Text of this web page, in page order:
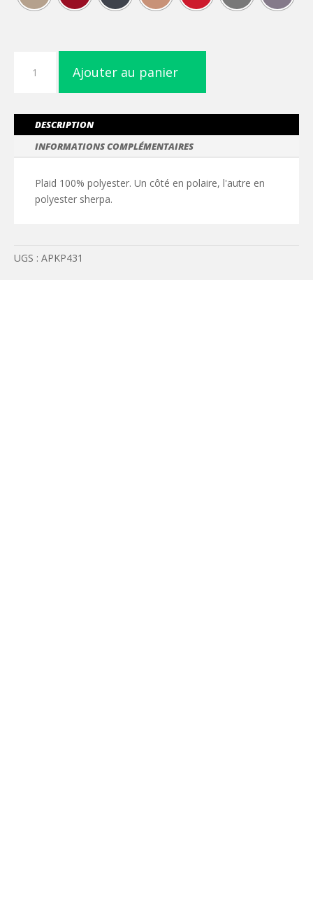
Ajouter au panier
DESCRIPTION
INFORMATIONS COMPLÉMENTAIRES
Plaid 100% polyester. Un côté en polaire, l'autre en
polyester sherpa.
UGS : APKP431